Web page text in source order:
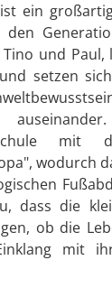
ein
den
und Paul,
setzen
mit
wodurch
dass die
ob die
mit